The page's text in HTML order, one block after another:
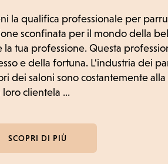
la qualifica professionale per
sconfinata per il mondo della
la tua professione. Questa
e della fortuna. L'industria dei
dei saloni sono costantemente
clientela ...
SCOPRI DI PIÙ